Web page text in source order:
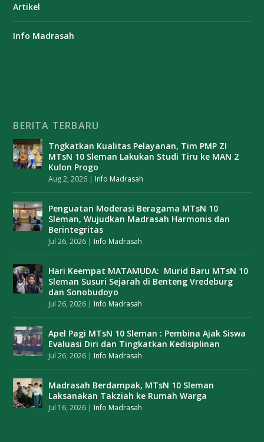
Artikel
Info Madrasah
BERITA TERBARU
Tngkatkan Kualitas Pelayanan, Tim PMP ZI
MTsN 10 Sleman Lakukan Studi Tiru ke MAN 2
Kulon Progo
Aug 2, 2026 | Info Madrasah
Penguatan Moderasi Beragama MTsN 10
Sleman, Wujudkan Madrasah Harmonis dan
Berintegritas
Jul 26, 2026 | Info Madrasah
Hari Keempat MATAMUDA: Murid Baru MTsN 10
Sleman Susuri Sejarah di Benteng Vredeburg
dan Sonobudoyo
Jul 26, 2026 | Info Madrasah
Apel Pagi MTsN 10 Sleman : Pembina Ajak Siswa
Evaluasi Diri dan Tingkatkan Kedisiplinan
Jul 26, 2026 | Info Madrasah
Madrasah Berdampak, MTsN 10 Sleman
Laksanakan Takziah ke Rumah Warga
Jul 16, 2026 | Info Madrasah